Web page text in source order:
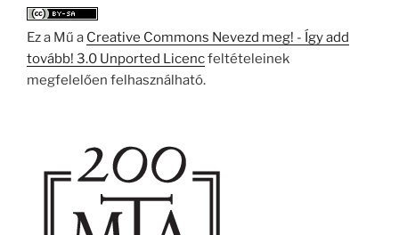
Ez a Mű a Creative Commons Nevezd meg! - Így add
tovább! 3.0 Unported Licencfeltételeinek
megfelelően felhasználható.